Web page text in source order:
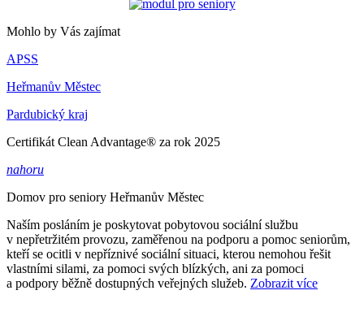
Mohlo by Vás zajímat
APSS
Heřmanův Městec
Pardubický kraj
Certifikát Clean Advantage® za rok 2025
nahoru
Domov pro seniory Heřmanův Městec
Naším posláním je poskytovat pobytovou sociální službu
v nepřetržitém provozu, zaměřenou na podporu a pomoc seniorům,
kteří se ocitli v nepříznivé sociální situaci, kterou nemohou řešit
vlastními silami, za pomoci svých blízkých, ani za pomoci
a podpory běžně dostupných veřejných služeb. Zobrazit více